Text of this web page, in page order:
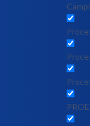
Campi